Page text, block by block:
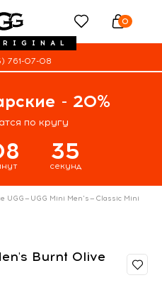
0
761-07-08
- 20%
по кругу
35
секунд
UGG— UGG Mini Men's— Classic Mini
Burnt Olive